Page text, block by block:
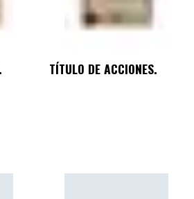
TÍTULO DE ACCIONES.